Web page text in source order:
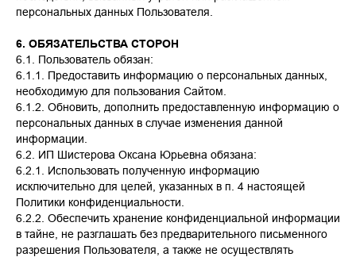
персональных данных Пользователя.
6. ОБЯЗАТЕЛЬСТВА СТОРОН
6.1. Пользователь обязан:
6.1.1. Предоставить информацию о персональных данных,
необходимую для пользования Сайтом.
6.1.2. Обновить, дополнить предоставленную информацию о
персональных данных в случае изменения данной
информации.
6.2. ИП Шистерова Оксана Юрьевна обязана:
6.2.1. Использовать полученную информацию
исключительно для целей, указанных в п. 4 настоящей
Политики конфиденциальности.
6.2.2. Обеспечить хранение конфиденциальной информации
в тайне, не разглашать без предварительного письменного
разрешения Пользователя, а также не осуществлять